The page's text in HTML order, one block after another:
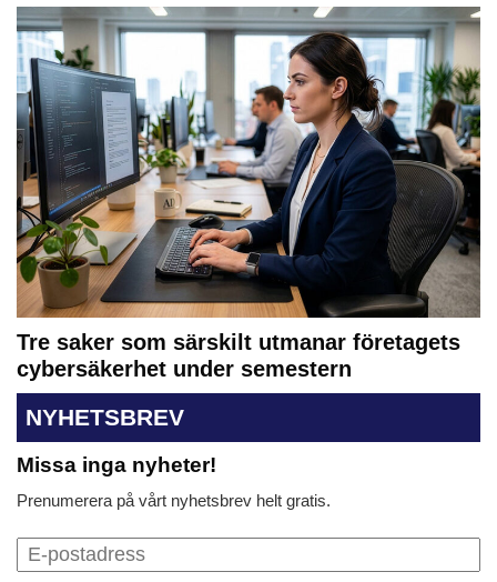
Tre saker som särskilt utmanar företagets
cybersäkerhet under semestern
NYHETSBREV
Missa inga nyheter!
Prenumerera på vårt nyhetsbrev helt gratis.